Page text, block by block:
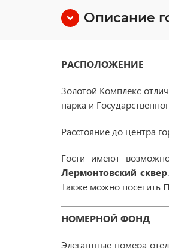
Описание
РАСПОЛОЖЕНИЕ
Золотой Комплекс
парка и
Расстояние до центра
Гости имеют
Лермонтовский сквер
Также можно посетить
НОМЕРНОЙ ФОНД
Элегантные номера